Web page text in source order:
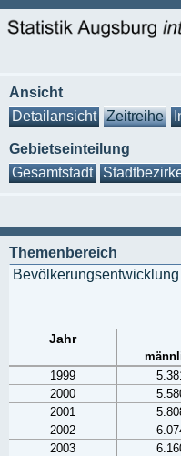
Ansicht
Detailansicht
Zeitreihe
Gebietseinteilung
Gesamtstadt
Themenbereich
Bevölkerungsentwicklung
Jahr
1999
2000
2001
2002
2003